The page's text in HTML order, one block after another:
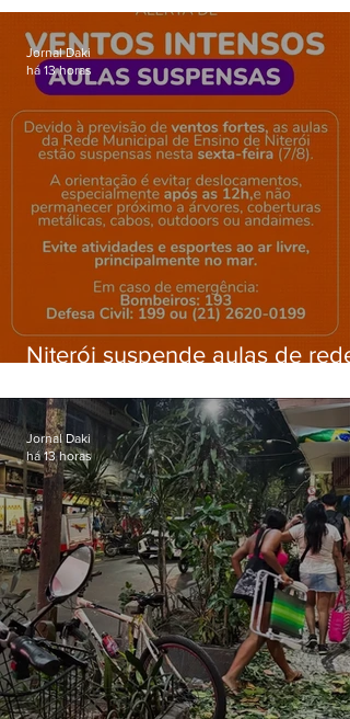
Gardênia Azul
Niterói suspende aulas de rede
ventos fortes nesta sexta (7)
Jornal Daki
há 13 horas
Jornal Daki
há 13 horas